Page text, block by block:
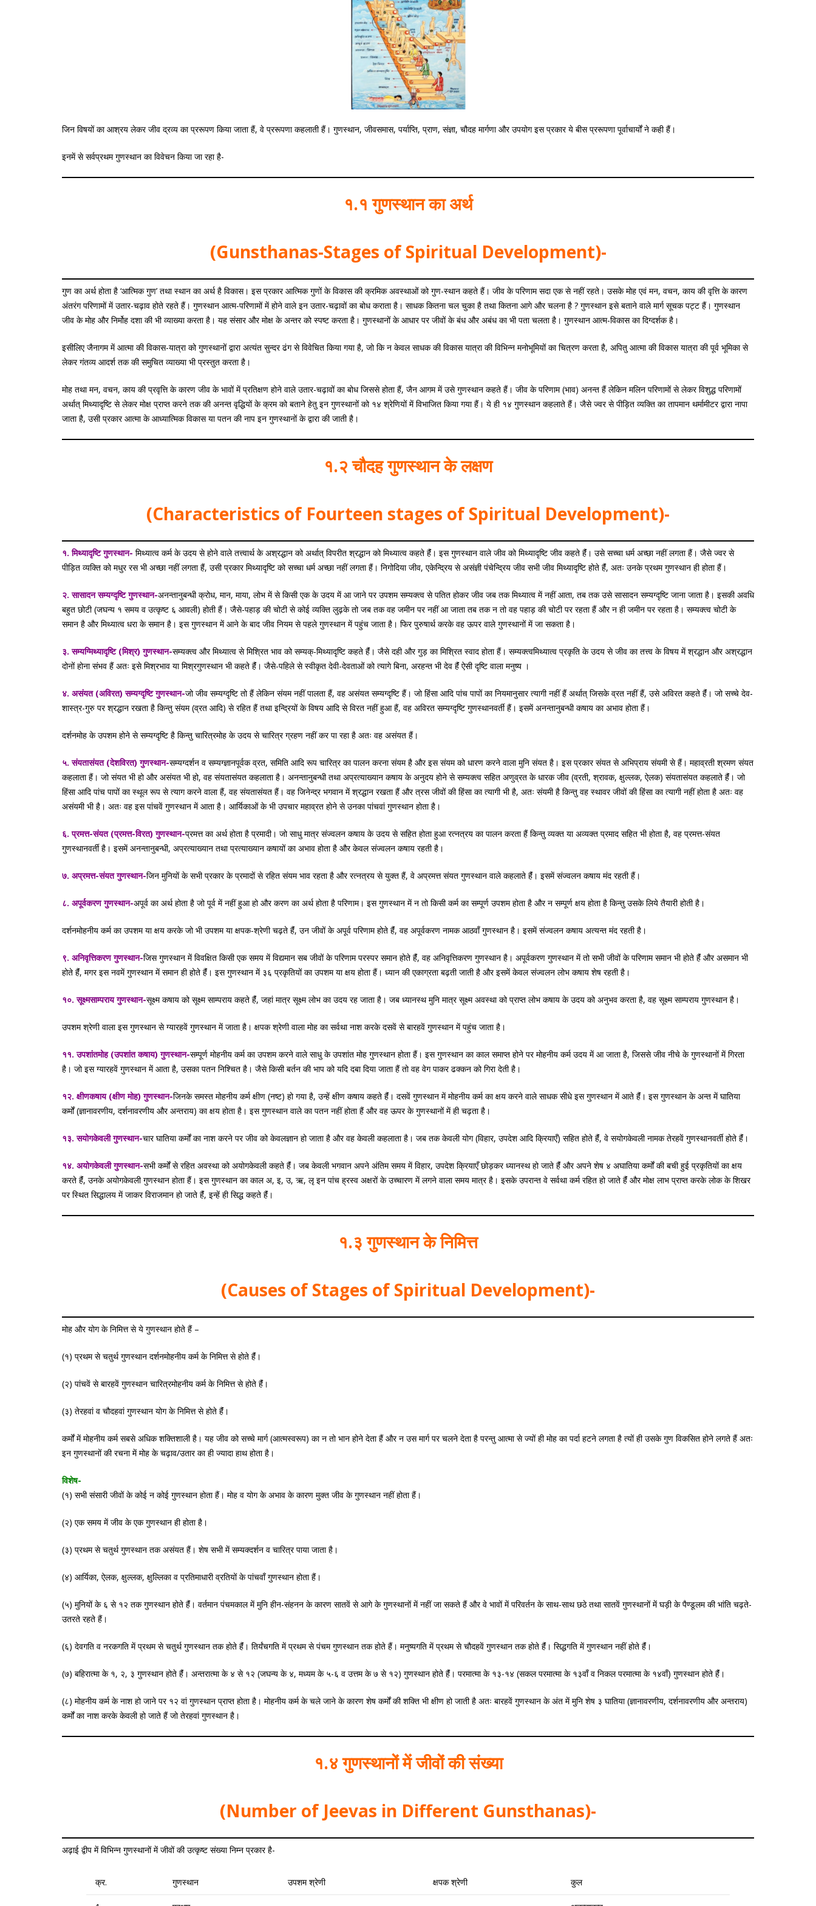
जिन विषयों का आश्रय लेकर जीव द्रव्य का प्ररूपण किया जाता हैं, वे प्ररूपणा कहलाती हैं। गुणस्थान, जीवसमास, पर्याप्ति, प्राण, संज्ञा, चौदह मार्गणा और उपयोग इस प्रकार ये बीस प्ररूपणा पूर्वाचार्यों ने कही हैं।
इनमें से सर्वप्रथम गुणस्थान का विवेचन किया जा रहा है-
१.१ गुणस्थान का अर्थ
(Gunsthanas-Stages of Spiritual Development)-
गुण का अर्थ होता है ‘आत्मिक गुण’ तथा स्थान का अर्थ है विकास। इस प्रकार आत्मिक गुणों के विकास की क्रमिक अवस्थाओं को गुण-स्थान कहते हैं। जीव के परिणाम सदा एक से नहीं रहते। उसके मोह एवं मन, वचन, काय की वृत्ति के कारण
अंतरंग परिणामों में उतार-चढ़ाव होते रहते हैं। गुणस्थान आत्म-परिणामों में होने वाले इन उतार-चढ़ावों का बोध कराता है। साधक कितना चल चुका है तथा कितना आगे और चलना है ? गुणस्थान इसे बताने वाले मार्ग सूचक पट्ट हैं। गुणस्थान
जीव के मोह और निर्मोह दशा की भी व्याख्या करता है। यह संसार और मोक्ष के अन्तर को स्पष्ट करता है। गुणस्थानों के आधार पर जीवों के बंध और अबंध का भी पता चलता है। गुणस्थान आत्म-विकास का दिग्दर्शक है।
इसीलिए जैनागम में आत्मा की विकास-यात्रा को गुणस्थानों द्वारा अत्यंत सुन्दर ढंग से विवेचित किया गया है, जो कि न केवल साधक की विकास यात्रा की विभिन्न मनोभूमियों का चित्रण करता है, अपितु आत्मा की विकास यात्रा की पूर्व भूमिका से
लेकर गंतव्य आदर्श तक की समुचित व्याख्या भी प्रस्तुत करता है।
मोह तथा मन, वचन, काय की प्रवृत्ति के कारण जीव के भावों में प्रतिक्षण होने वाले उतार-चढ़ावों का बोध जिससे होता हैं, जैन आगम में उसे गुणस्थान कहते हैं। जीव के परिणाम (भाव) अनन्त हैं लेकिन मलिन परिणामों से लेकर विशुद्ध परिणामों
अर्थात् मिथ्यादृष्टि से लेकर मोक्ष प्राप्त करने तक की अनन्त वृद्धियों के क्रम को बताने हेतु इन गुणस्थानों को १४ श्रेणियों में विभाजित किया गया हैं। ये ही १४ गुणस्थान कहलाते हैं। जैसे ज्वर से पीड़ित व्यक्ति का तापमान थर्मामीटर द्वारा नापा
जाता है, उसी प्रकार आत्मा के आध्यात्मिक विकास या पतन की नाप इन गुणस्थानों के द्वारा की जाती है।
१.२ चौदह गुणस्थान के लक्षण
(Characteristics of Fourteen stages of Spiritual Development)-
१. मिथ्यादृष्टि गुणस्थान- मिथ्यात्व कर्म के उदय से होने वाले तत्त्वार्थ के अश्रद्धान को अर्थात् विपरीत श्रद्धान को मिथ्यात्व कहते हैंं। इस गुणस्थान वाले जीव को मिथ्यादृष्टि जीव कहते हैंं। उसे सच्चा धर्म अच्छा नहीं लगता हैं। जैसे ज्वर से
पीड़ित व्यक्ति को मधुर रस भी अच्छा नहीं लगता हैं, उसी प्रकार मिथ्यादृष्टि को सच्चा धर्म अच्छा नहीं लगता हैं। निगोदिया जीव, एकेन्द्रिय से असंज्ञी पंचेन्द्रिय जीव सभी जीव मिथ्यादृष्टि होते हैंं, अतः उनके प्रथम गुणस्थान ही होता हैं।
२. सासादन सम्यग्दृष्टि गुणस्थान-अनन्तानुबन्धी क्रोध, मान, माया, लोभ में से किसी एक के उदय में आ जाने पर उपशम सम्यक्त्व से पतित होकर जीव जब तक मिथ्यात्व में नहीं आता, तब तक उसे सासादन सम्यग्दृष्टि जाना जाता है। इसकी अवधि
बहुत छोटी (जघन्य १ समय व उत्कृष्ट ६ आवली) होती हैं। जैसे-पहाड़ की चोटी से कोई व्यक्ति लुढ़के तो जब तक वह जमीन पर नहीं आ जाता तब तक न तो वह पहाड़ की चोटी पर रहता हैं और न ही जमीन पर रहता है। सम्यक्त्व चोटी के
समान है और मिथ्यात्व धरा के समान है। इस गुणस्थान में आने के बाद जीव नियम से पहले गुणस्थान में पहुंच जाता है। फिर पुरुषार्थ करके वह ऊपर वाले गुणस्थानों में जा सकता है।
३. सम्यग्मिथ्यादृष्टि (मिश्र) गुणस्थान-सम्यक्त्व और मिथ्यात्व से मिश्रित भाव को सम्यक्-मिथ्यादृष्टि कहते हैंं। जैसे दही और गुड़ का मिश्रित स्वाद होता हैं। सम्यक्त्वमिथ्यात्व प्रकृति के उदय से जीव का तत्त्व के विषय में श्रद्धान और अश्रद्धान
दोनों होना संभव हैं अतः इसे मिश्रभाव या मिश्रगुणस्थान भी कहते हैंं। जैसे-पहिले से स्वीकृत देवी-देवताओं को त्यागे बिना, अरहन्त भी देव हैंं ऐसी दृष्टि वाला मनुष्य ।
४. असंयत (अविरत) सम्यग्दृष्टि गुणस्थान-जो जीव सम्यग्दृष्टि तो हैं लेकिन संयम नहीं पालता हैं, वह असंयत सम्यग्दृष्टि हैं। जो हिंसा आदि पांच पापों का नियमानुसार त्यागी नहीं हैं अर्थात् जिसके व्रत नहीं हैं, उसे अविरत कहते हैंं। जो सच्चे देव-
शास्त्र-गुरु पर श्रद्धान रखता है किन्तु संयम (व्रत आदि) से रहित हैं तथा इन्द्रियों के विषय आदि से विरत नहीं हुआ हैं, वह अविरत सम्यग्दृष्टि गुणस्थानवर्ती हैं। इसमें अनन्तानुबन्धी कषाय का अभाव होता हैं।
दर्शनमोह के उपशम होने से सम्यग्दृष्टि है किन्तु चारित्रमोह के उदय से चारित्र ग्रहण नहीं कर पा रहा है अतः वह असंयत हैं।
५. संयतासंयत (देशविरत) गुणस्थान-सम्यग्दर्शन व सम्यग्ज्ञानपूर्वक व्रत, समिति आदि रूप चारित्र का पालन करना संयम है और इस संयम को धारण करने वाला मुनि संयत है। इस प्रकार संयत से अभिप्राय संयमी से हैं। महाव्रती श्रमण संयत
कहलाता हैं। जो संयत भी हो और असंयत भी हो, वह संयतासंयत कहलाता है। अनन्तानुबन्धी तथा अप्रत्याख्यान कषाय के अनुदय होने से सम्यक्त्व सहित अणुव्रत के धारक जीव (व्रती, श्रावक, क्षुल्लक, ऐलक) संयतासंयत कहलाते हैंं। जो
हिंसा आदि पांच पापों का स्थूल रूप से त्याग करने वाला हैं, वह संयतासंयत हैं। वह जिनेन्द्र भगवान में श्रद्धान रखता हैं और त्रस जीवों की हिंसा का त्यागी भी है, अतः संयमी है किन्तु वह स्थावर जीवों की हिंसा का त्यागी नहीं होता है अतः वह
असंयमी भी है। अतः वह इस पांचवें गुणस्थान में आता है। आर्यिकाओं के भी उपचार महाव्रत होने से उनका पांचवां गुणस्थान होता है।
६. प्रमत्त-संयत (प्रमत्त-विरत) गुणस्थान-प्रमत्त का अर्थ होता है प्रमादी। जो साधु मात्र संज्वलन कषाय के उदय से सहित होता हुआ रत्नत्रय का पालन करता हैं किन्तु व्यक्त या अव्यक्त प्रमाद सहित भी होता है, वह प्रमत्त-संयत
गुणस्थानवर्ती है। इसमें अनन्तानुबन्धी, अप्रत्याख्यान तथा प्रत्याख्यान कषायों का अभाव होता है और केवल संज्वलन कषाय रहती है।
७. अप्रमत्त-संयत गुणस्थान-जिन मुनियों के सभी प्रकार के प्रमादों से रहित संयम भाव रहता है और रत्नत्रय से युक्त हैं, वे अप्रमत्त संयत गुणस्थान वाले कहलाते हैंं। इसमें संज्वलन कषाय मंद रहती हैं।
८. अपूर्वकरण गुणस्थान-अपूर्व का अर्थ होता है जो पूर्व में नहीं हुआ हो और करण का अर्थ होता है परिणाम। इस गुणस्थान में न तो किसी कर्म का सम्पूर्ण उपशम होता है और न सम्पूर्ण क्षय होता है किन्तु उसके लिये तैयारी होती है।
दर्शनमोहनीय कर्म का उपशम या क्षय करके जो भी उपशम या क्षपक-श्रेणी चढ़ते हैंं, उन जीवों के अपूर्व परिणाम होते हैंं, वह अपूर्वकरण नामक आठवाँ गुणस्थान है। इसमें संज्वलन कषाय अत्यन्त मंद रहती है।
९. अनिवृत्तिकरण गुणस्थान-जिस गुणस्थान में विवक्षित किसी एक समय में विद्यमान सब जीवों के परिणाम परस्पर समान होते हैंं, वह अनिवृत्तिकरण गुणस्थान है। अपूर्वकरण गुणस्थान में तो सभी जीवों के परिणाम समान भी होते हैंं और असमान भी
होते हैंं, मगर इस नवमें गुणस्थान में समान ही होते हैंं। इस गुणस्थान में ३६ प्रकृतियों का उपशम या क्षय होता हैं। ध्यान की एकाग्रता बढ़ती जाती है और इसमें केवल संज्वलन लोभ कषाय शेष रहती है।
१०. सूक्ष्मसाम्पराय गुणस्थान-सूक्ष्म कषाय को सूक्ष्म साम्पराय कहते हैंं, जहां मात्र सूक्ष्म लोभ का उदय रह जाता है। जब ध्यानस्थ मुनि मात्र सूक्ष्म अवस्था को प्राप्त लोभ कषाय के उदय को अनुभव करता है, वह सूक्ष्म साम्पराय गुणस्थान है।
उपशम श्रेणी वाला इस गुणस्थान से ग्यारहवें गुणस्थान में जाता है। क्षपक श्रेणी वाला मोह का सर्वथा नाश करके दसवें से बारहवें गुणस्थान में पहुंच जाता है।
११. उपशांतमोह (उपशांत कषाय) गुणस्थान-सम्पूर्ण मोहनीय कर्म का उपशम करने वाले साधु के उपशांत मोह गुणस्थान होता हैं। इस गुणस्थान का काल समाप्त होने पर मोहनीय कर्म उदय में आ जाता है, जिससे जीव नीचे के गुणस्थानों में गिरता
है। जो इस ग्यारहवें गुणस्थान में आता है, उसका पतन निश्चित है। जैसे किसी बर्तन की भाप को यदि दबा दिया जाता हैं तो वह वेग पाकर ढक्कन को गिरा देती है।
१२. क्षीणकषाय (क्षीण मोह) गुणस्थान-जिनके समस्त मोहनीय कर्म क्षीण (नष्ट) हो गया है, उन्हें क्षीण कषाय कहते हैंं। दसवें गुणस्थान में मोहनीय कर्म का क्षय करने वाले साधक सीधे इस गुणस्थान में आते हैंं। इस गुणस्थान के अन्त में घातिया
कर्मों (ज्ञानावरणीय, दर्शनावरणीय और अन्तराय) का क्षय होता है। इस गुणस्थान वाले का पतन नहीं होता हैं और वह ऊपर के गुणस्थानों में ही चढ़ता है।
१३. सयोगकेवली गुणस्थान-चार घातिया कर्मों का नाश करने पर जीव को केवलज्ञान हो जाता है और वह केवली कहलाता है। जब तक केवली योग (विहार, उपदेश आदि क्रियाएँ) सहित होते हैंं, वे सयोगकेवली नामक तेरहवें गुणस्थानवर्ती होते हैंं।
१४. अयोगकेवली गुणस्थान-सभी कर्मों से रहित अवस्था को अयोगकेवली कहते हैंं। जब केवली भगवान अपने अंतिम समय में विहार, उपदेश क्रियाएँ छोड़कर ध्यानस्थ हो जाते हैंं और अपने शेष ४ अघातिया कर्मों की बची हुई प्रकृतियों का क्षय
करते हैंं, उनके अयोगकेवली गुणस्थान होता हैं। इस गुणस्थान का काल अ, इ, उ, ऋ, लृ इन पांच ह्रस्व अक्षरों के उच्चारण में लगने वाला समय मात्र है। इसके उपरान्त वे सर्वथा कर्म रहित हो जाते हैंं और मोक्ष लाभ प्राप्त करके लोक के शिखर
पर स्थित सिद्धालय में जाकर विराजमान हो जाते हैंं, इन्हें ही सिद्ध कहते हैंं।
१.३ गुणस्थान के निमित्त
(Causes of Stages of Spiritual Development)-
मोह और योग के निमित्त से ये गुणस्थान होते हैं –
(१) प्रथम से चतुर्थ गुणस्थान दर्शनमोहनीय कर्म के निमित्त से होते हैंं।
(२) पांचवें से बारहवें गुणस्थान चारित्रमोहनीय कर्म के निमित्त से होते हैंं।
(३) तेरहवां व चौदहवां गुणस्थान योग के निमित्त से होते हैंं।
कर्मों में मोहनीय कर्म सबसे अधिक शक्तिशाली है। यह जीव को सच्चे मार्ग (आत्मस्वरूप) का न तो भान होने देता हैं और न उस मार्ग पर चलने देता है परन्तु आत्मा से ज्यों ही मोह का पर्दा हटने लगता है त्यों ही उसके गुण विकसित होने लगते हैं अतः
इन गुणस्थानों की रचना में मोह के चढ़ाव/उतार का ही ज्यादा हाथ होता है।
विशेष-
(१) सभी संसारी जीवों के कोई न कोई गुणस्थान होता हैं। मोह व योग के अभाव के कारण मुक्त जीव के गुणस्थान नहीं होता हैं।
(२) एक समय में जीव के एक गुणस्थान ही होता है।
(३) प्रथम से चतुर्थ गुणस्थान तक असंयत हैं। शेष सभी में सम्यक्दर्शन व चारित्र पाया जाता है।
(४) आर्यिका, ऐलक, क्षुल्लक, क्षुल्लिका व प्रतिमाधारी व्रतियों के पांचवाँ गुणस्थान होता हैं।
(५) मुनियों के ६ से १२ तक गुणस्थान होते हैंं। वर्तमान पंचमकाल में मुनि हीन-संहनन के कारण सातवें से आगे के गुणस्थानों में नहीं जा सकते हैं और वे भावों में परिवर्तन के साथ-साथ छठे तथा सातवें गुणस्थानों में घड़ी के पैण्डूलम की भांति चढ़ते-
उतरते रहते हैं।
(६) देवगति व नरकगति में प्रथम से चतुर्थ गुणस्थान तक होते हैंं। तिर्यंचगति में प्रथम से पंचम गुणस्थान तक होते हैं। मनुष्यगति में प्रथम से चौदहवें गुणस्थान तक होते हैंं। सिद्धगति में गुणस्थान नहीं होते हैंं।
(७) बहिरात्मा के १, २, ३ गुणस्थान होते हैंं। अन्तरात्मा के ४ से १२ (जघन्य के ४, मध्यम के ५-६ व उत्तम के ७ से १२) गुणस्थान होते हैंं। परमात्मा के १३-१४ (सकल परमात्मा के १३वाँ व निकल परमात्मा के १४वाँ) गुणस्थान होते हैंं।
(८) मोहनीय कर्म के नाश हो जाने पर १२ वां गुणस्थान प्राप्त होता है। मोहनीय कर्म के चले जाने के कारण शेष कर्मों की शक्ति भी क्षीण हो जाती है अतः बारहवें गुणस्थान के अंत में मुनि शेष ३ घातिया (ज्ञानावरणीय, दर्शनावरणीय और अन्तराय)
कर्मों का नाश करके केवली हो जाते हैं जो तेरहवां गुणस्थान है।
१.४ गुणस्थानों में जीवों की संख्या
(Number of Jeevas in Different Gunsthanas)-
अढ़ाई द्वीप में विभिन्न गुणस्थानों में जीवों की उत्कृष्ट संख्या निम्न प्रकार है-
क्र. गुणस्थान उपशम श्रेणी क्षपक श्रेणी कुल